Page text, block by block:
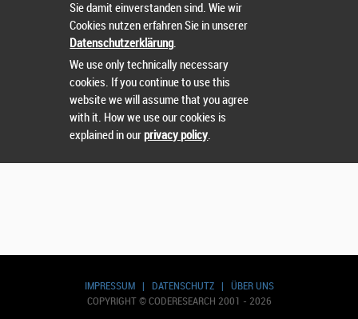
IMPRESSUM| DATENSCHUTZ| ÜBER UNS
COPYRIGHT © CODERESEARCH 2001 - 2026
Sie damit einverstanden sind. Wie wir
Cookies nutzen erfahren Sie in unserer
Datenschutzerklärung.
We use only technically necessary
cookies. If you continue to use this
website we will assume that you agree
with it. How we use our cookies is
explained in ourprivacy policy.